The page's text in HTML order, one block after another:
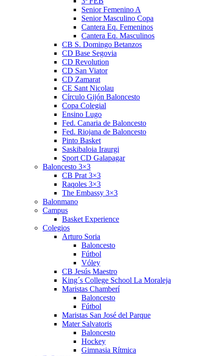
Senior Femenino A
Senior Masculino Copa
Cantera Eq. Femeninos
Cantera Eq. Masculinos
CB S. Domingo Betanzos
CD Base Segovia
CD Revolution
CD San Viator
CD Zamarat
CE Sant Nicolau
Círculo Gijón Baloncesto
Copa Colegial
Ensino Lugo
Fed. Canaria de Baloncesto
Fed. Riojana de Baloncesto
Pinto Basket
Saskibaloia Iraurgi
Sport CD Galapagar
Baloncesto 3×3
CB Prat 3×3
Raqoles 3×3
The Embassy 3×3
Balonmano
Campus
Basket Experience
Colegios
Arturo Soria
Baloncesto
Fútbol
Vóley
CB Jesús Maestro
King´s College School La Moraleja
Maristas Chamberí
Baloncesto
Fútbol
Maristas San José del Parque
Mater Salvatoris
Baloncesto
Hockey
Gimnasia Rítmica